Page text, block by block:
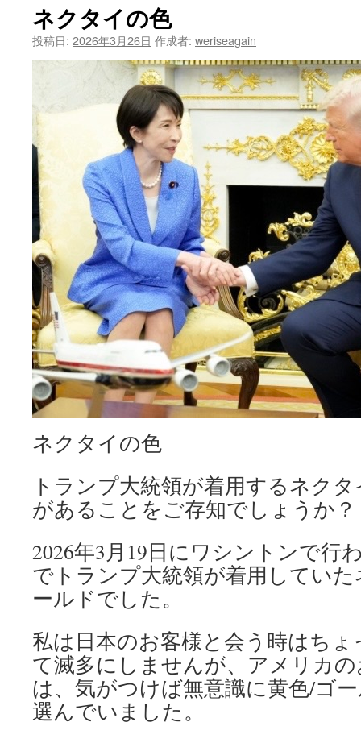
ネクタイの色
投稿日: 2026年3月26日 作成者: weriseagain
ネクタイの色
トランプ大統領が着用するネク
があることをご存知でしょうか？
2026年3月19日にワシントンで行
でトランプ大統領が着用してい
ールドでした。
私は日本のお客様と会う時はち
て滅多にしませんが、アメリカ
は、気がつけば無意識に黄色/ゴ
選んでいました。